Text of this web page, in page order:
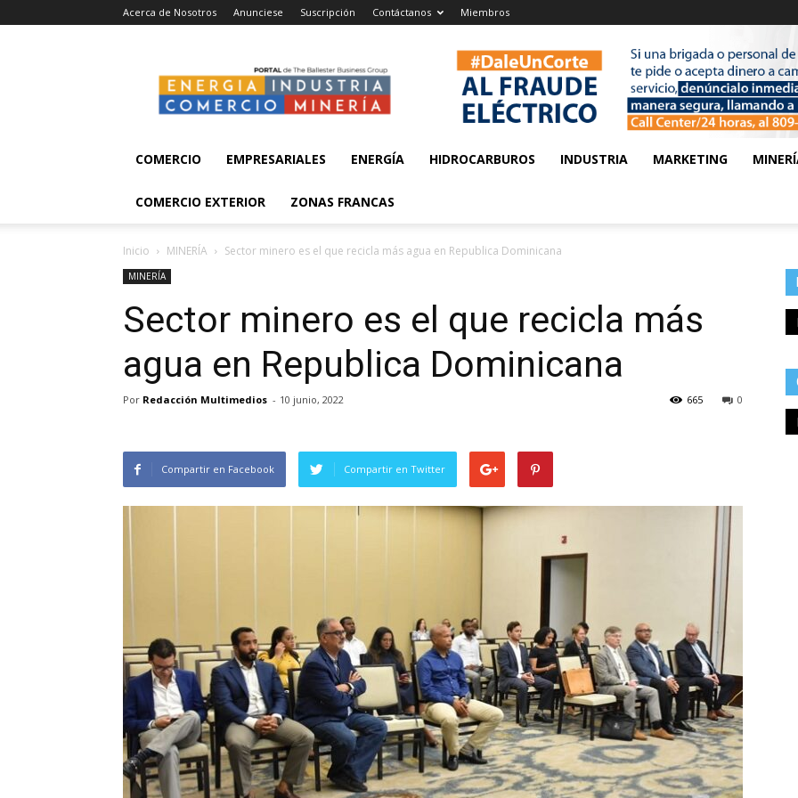
Acerca de Nosotros Anunciese Suscripción Contáctanos Miembros
Industria,
Comercio
y
COMERCIO
EMPRESARIALES ENERGÍA HIDROCARBUROS INDUSTRIA MARKETING
COMERCIO EXTERIOR ZONAS FRANCAS
Inicio MINERÍA Sector minero es el que recicla más agua en Republica Dominicana
MINERÍA
Sector minero es el que recicla más
agua en Republica Dominicana
Por Redacción Multimedios - 10 junio, 2022 0
665
Compartir en Facebook Compartir en Twitter